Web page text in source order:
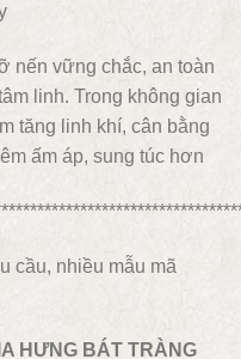
nến vững chắc, an toàn
linh. Trong không gian
tăng linh khí, cân bằng
ấm áp, sung túc hơn
cầu, nhiều mẫu mã
HƯNG BÁT TRÀNG